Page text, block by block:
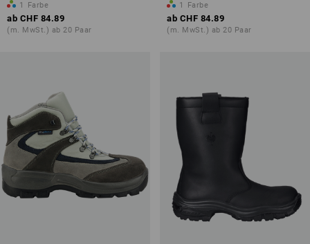
1 Farbe
ab CHF 84.89
(m. MwSt.) ab 20 Paar
1 Farbe
ab CHF 84.89
(m. MwSt.) ab 20 Paar